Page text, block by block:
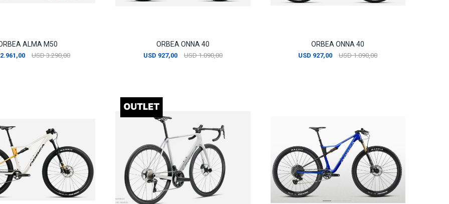
ALMA M50
2.961,00 USD 3.290,00
ORBEA ONNA 40
USD 927,00 USD 1.090,00
ORBEA ONNA 40
USD 927,00 USD 1.090,00